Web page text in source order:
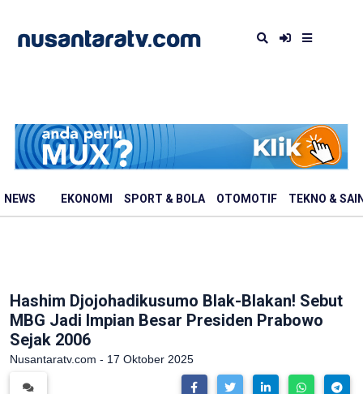
NEWS EKONOMI SPORT & BOLA OTOMOTIF TEKNO &
Hashim Djojohadikusumo Blak-Blakan! Sebut
MBG Jadi Impian Besar Presiden Prabowo
Sejak 2006
Nusantaratv.com - 17 Oktober 2025